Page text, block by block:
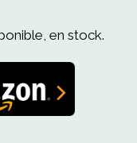
en stock.